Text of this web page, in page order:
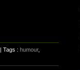
| Tags : humour,